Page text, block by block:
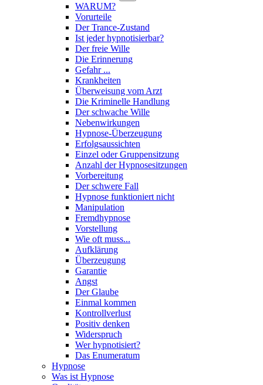
WARUM?
Vorurteile
Der Trance-Zustand
Ist jeder hypnotisierbar?
Der freie Wille
Die Erinnerung
Gefahr ...
Krankheiten
Überweisung vom Arzt
Die Kriminelle Handlung
Der schwache Wille
Nebenwirkungen
Hypnose-Überzeugung
Erfolgsaussichten
Einzel oder Gruppensitzung
Anzahl der Hypnosesitzungen
Vorbereitung
Der schwere Fall
Hypnose funktioniert nicht
Manipulation
Fremdhypnose
Vorstellung
Wie oft muss...
Aufklärung
Überzeugung
Garantie
Angst
Der Glaube
Einmal kommen
Kontrollverlust
Positiv denken
Widerspruch
Wer hypnotisiert?
Das Enumeratum
Hypnose
Was ist Hypnose